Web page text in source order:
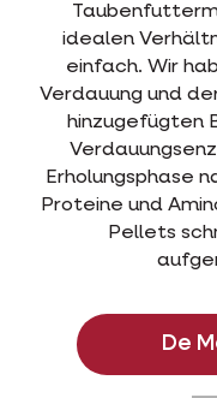
idealen
einfach. Wir
Verdauung und
hinzugefügten
Erholungsphase
Proteine und
Pellets
De